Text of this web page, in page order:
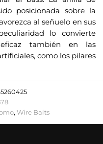
posicionada sobre la
al señuelo en sus
lo convierte
también en las
como los pilares
, Wire Baits